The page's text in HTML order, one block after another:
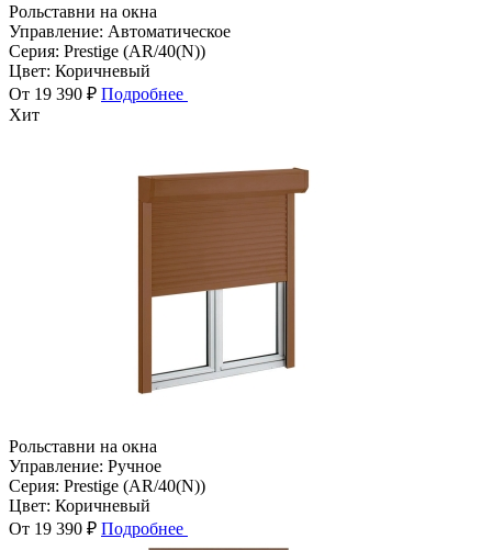
Рольставни на окна
Управление: Автоматическое
Серия: Prestige (AR/40(N))
Цвет: Коричневый
От 19 390 ₽ Подробнее
Хит
Рольставни на окна
Управление: Ручное
Серия: Prestige (AR/40(N))
Цвет: Коричневый
От 19 390 ₽ Подробнее